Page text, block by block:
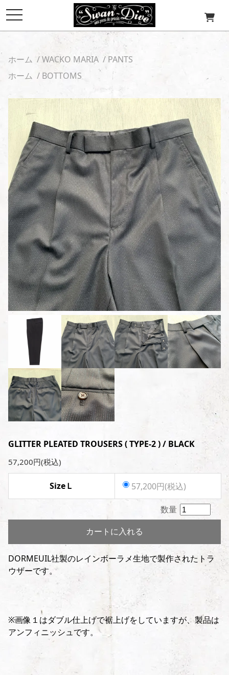
toggle
ホーム /WACKO MARIA / PANTS
ホーム / BOTTOMS
GLITTER PLEATED TROUSERS ( TYPE-2 ) / BLACK
57,200円(税込)
SizeＬ 57,200円(税込)
数量
カートに入れる
DORMEUIL社製のレインボーラメ生地で製作されたトラ
ウザーです。
※画像１はダブル仕上げで裾上げをしていますが、製品は
アンフィニッシュです。